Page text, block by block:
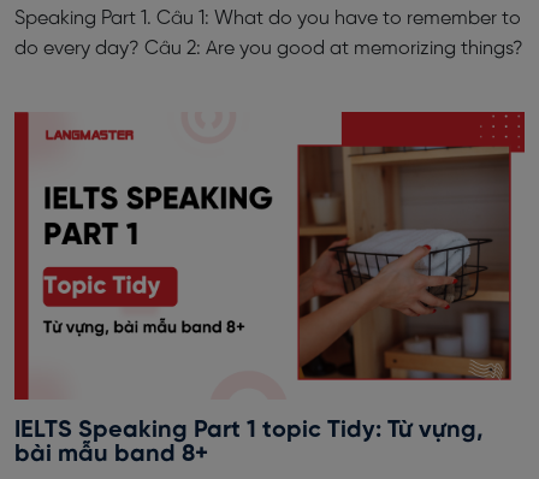
Speaking Part 1. Câu 1: What do you have to remember to
do every day? Câu 2: Are you good at memorizing things?
IELTS Speaking Part 1 topic Tidy: Từ vựng,
bài mẫu band 8+